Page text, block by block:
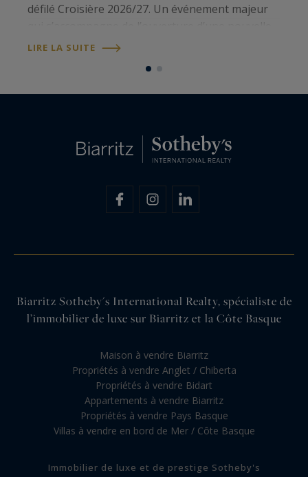
défilé Croisière 2026/27. Un événement majeur
boutique et d’un hommage appuyé à l’histoire
LIRE LA SUITE
Biarritz Sotheby's International Realty, spécialiste de
l’immobilier de luxe sur Biarritz et la Côte Basque
Maison à vendre Biarritz
Propriétés à vendre Anglet / Chiberta
Propriétés à vendre Bidart
Appartements à vendre Biarritz
Propriétés à vendre Pays Basque
Villas à vendre en bord de Mer / Côte Basque
Immobilier de luxe et de prestige Sotheby's